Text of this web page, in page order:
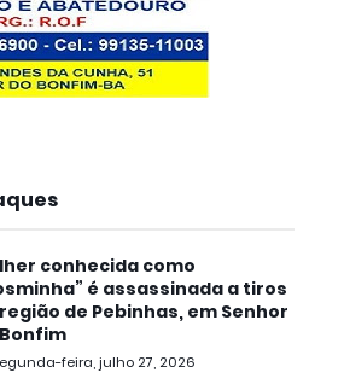
conhecida como
é assassinada a tiros
de Pebinhas, em Senhor
feira, julho 27, 2026